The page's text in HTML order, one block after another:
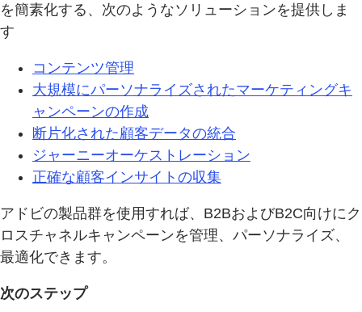
を簡素化する、次のようなソリューションを提供しま
す
コンテンツ管理
大規模にパーソナライズされたマーケティングキ
ャンペーンの作成
断片化された顧客データの統合
ジャーニーオーケストレーション
正確な顧客インサイトの収集
アドビの製品群を使用すれば、B2BおよびB2C向けにク
ロスチャネルキャンペーンを管理、パーソナライズ、
最適化できます。
次のステップ